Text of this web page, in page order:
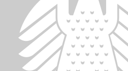
Jahr mit Ausgaben in Höhe von
alliance / Ulrich Baumgarten |